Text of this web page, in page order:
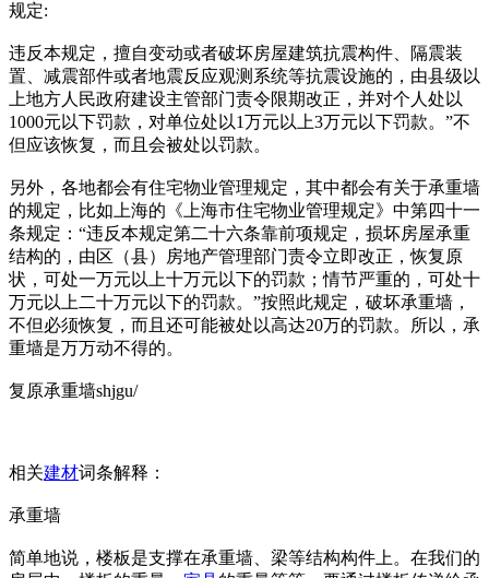
规定:
违反本规定，擅自变动或者破坏房屋建筑抗震构件、隔震装
置、减震部件或者地震反应观测系统等抗震设施的，由县级以
上地方人民政府建设主管部门责令限期改正，并对个人处以
1000元以下罚款，对单位处以1万元以上3万元以下罚款。”不
但应该恢复，而且会被处以罚款。
另外，各地都会有住宅物业管理规定，其中都会有关于承重墙
的规定，比如上海的《上海市住宅物业管理规定》中第四十一
条规定：“违反本规定第二十六条靠前项规定，损坏房屋承重
结构的，由区（县）房地产管理部门责令立即改正，恢复原
状，可处一万元以上十万元以下的罚款；情节严重的，可处十
万元以上二十万元以下的罚款。”按照此规定，破坏承重墙，
不但必须恢复，而且还可能被处以高达20万的罚款。所以，承
重墙是万万动不得的。
复原承重墙shjgu/
相关建材词条解释：
承重墙
简单地说，楼板是支撑在承重墙、梁等结构构件上。在我们的